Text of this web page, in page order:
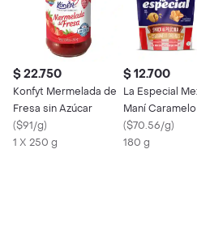
$ 22.750
Konfyt Mermelada de
Fresa sin Azúcar
($91/g)
1 X 250 g
$ 12.700
La Especial
Maní
x 180gr
($70.56/g)
180 g